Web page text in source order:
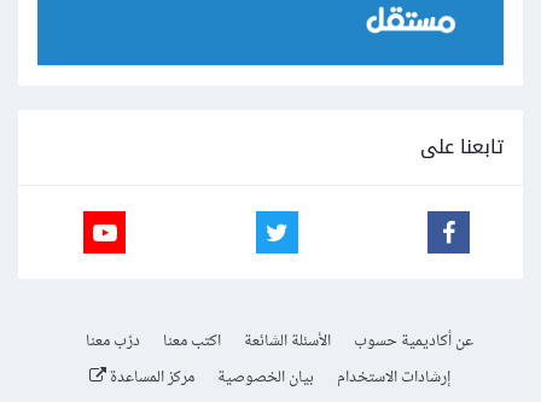
تابعنا على
عن أكاديمية حسوب الأسئلة الشائعة اكتب معنا
درّب معنا
إرشادات الاستخدام
بيان الخصوصية مركز المساعدة